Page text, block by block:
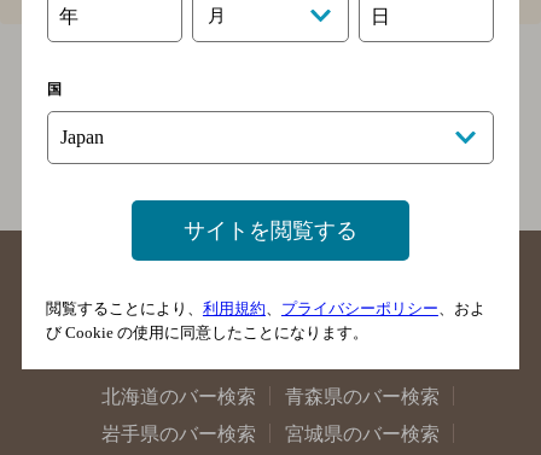
北海道のバー検索
青森県のバー検索
岩手県のバー検索
宮城県のバー検索
年 月 日
国
サイトを閲覧する
閲覧することにより、 利用規約、 プライバシーポリシー、およ
び Cookie の使用に同意したことになります。